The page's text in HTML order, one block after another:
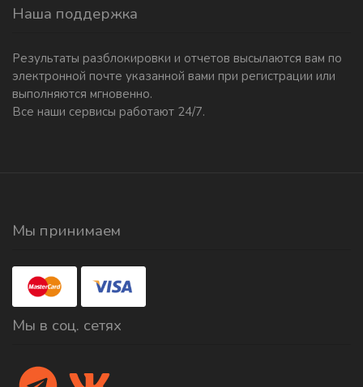
Наша поддержка
Результаты разблокировки и отчетов высылаются вам по
электронной почте указанной вами при регистрации или
выполняются мгновенно.
Все наши сервисы работают 24/7.
Мы принимаем
Мы в соц. сетях